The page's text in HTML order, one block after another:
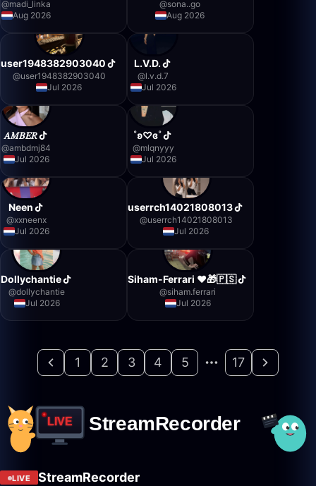
@madi_linka
Aug 2026
@sona..go
Aug 2026
user1948382903040
@user1948382903040
Jul 2026
L.V.D.
@l.v.d.7
Jul 2026
𝐴𝑀𝐵𝐸𝑅
@ambdmj84
Jul 2026
˚ʚ♡ɞ˚
@mlqnyyy
Jul 2026
Neen
@xxneenx
Jul 2026
userrch14021808013
@userrch14021808013
Jul 2026
Dollychantie
@dollychantie
Jul 2026
Siham-Ferrari ❤️🎁🇵🇸
@siham.ferrari
Jul 2026
1 2 3 4 5 17
LIVE StreamRecorder